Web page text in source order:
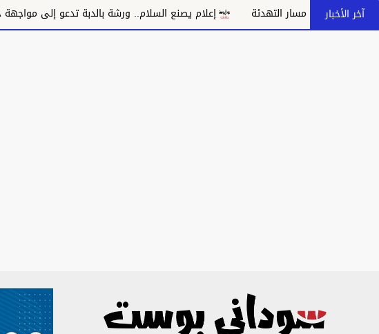
آخر الأخبارمسار التهدئة إعلام يصنع السلام.. ورشة بالدبة تدعو إلى مواجهة خطاب